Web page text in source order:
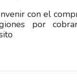
con el
por